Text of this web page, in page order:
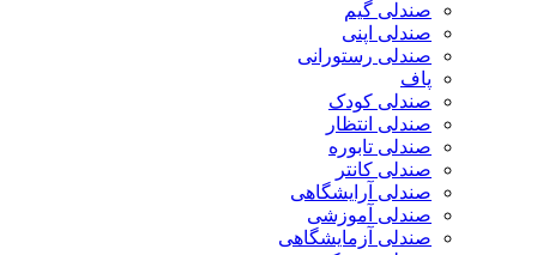
صندلی گیم
صندلی اپنی
صندلی رستورانی
پاف
صندلی کودک
صندلی انتظار
صندلی تابوره
صندلی کانتر
صندلی آرایشگاهی
صندلی آموزشی
صندلی آزمایشگاهی